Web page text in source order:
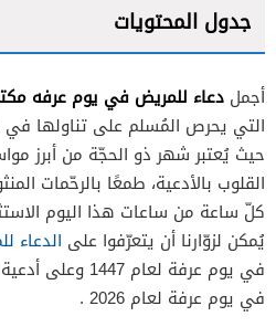
جدول المحتويات
أجمل دعاء للمريض في يوم عرفه مكتوب
التي يحرص المُسلم على تناولها في
حيث يُعتبر شهر ذو الحجّة من أبرز
القلوب بالأدعية، طمعًا بالرحّمات
كلّ ساعة من ساعات هذا اليوم
يُمكن لزوّارنا أن يتعرّفوا على الدعاء
في يوم عرفة
لعام 1447
في يوم عرفة لعام 2026 .